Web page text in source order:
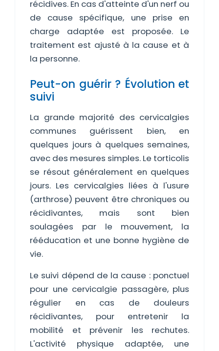
récidives. En cas d'atteinte d'un nerf ou
de cause spécifique, une prise en
charge adaptée est proposée. Le
traitement est ajusté à la cause et à
la personne.
Peut-on guérir ? Évolution et
suivi
La grande majorité des cervicalgies
communes guérissent bien, en
quelques jours à quelques semaines,
avec des mesures simples. Le torticolis
se résout généralement en quelques
jours. Les cervicalgies liées à l'usure
(arthrose) peuvent être chroniques ou
récidivantes, mais sont bien
soulagées par le mouvement, la
rééducation et une bonne hygiène de
vie.
Le suivi dépend de la cause : ponctuel
pour une cervicalgie passagère, plus
régulier en cas de douleurs
récidivantes, pour entretenir la
mobilité et prévenir les rechutes.
L'activité physique adaptée, une